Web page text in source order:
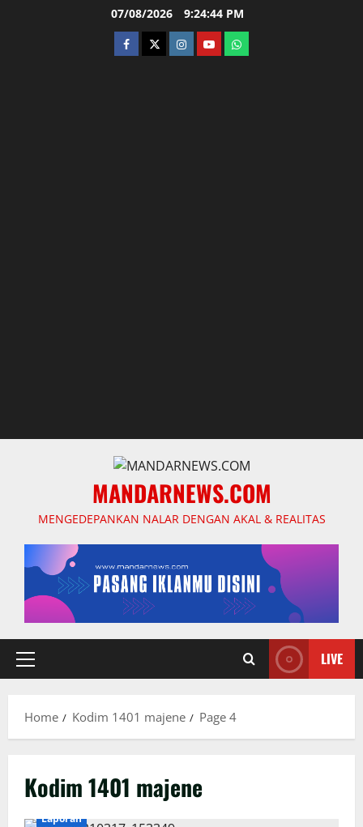
07/08/2026 9:24:45 PM
facebooktwitterinstagram.com
youtubewhatsapp
MANDARNEWS.COM
MENGEDEPANKAN NALAR DENGAN AKAL & REALITAS
Primary
LIVE
Home Kodim 1401 majene Page 4
Kodim 1401 majene
Laporan